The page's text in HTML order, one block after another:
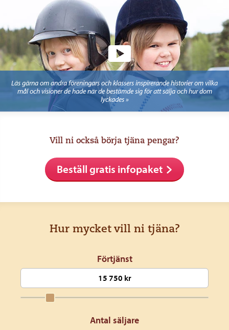
Läs gärna om andra föreningars och klassers inspirerande historier om vilka
mål och visioner de hade när de bestämde sig för att sälja och hur dom
lyckades »
Vill ni också börja tjäna pengar?
Beställ gratis infopaket
Hur mycket vill ni tjäna?
Förtjänst
Antal säljare